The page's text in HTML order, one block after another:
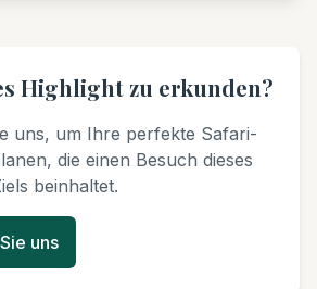
Highlight zu erkunden?
uns, um Ihre perfekte Safari-
die einen Besuch dieses
beinhaltet.
uns